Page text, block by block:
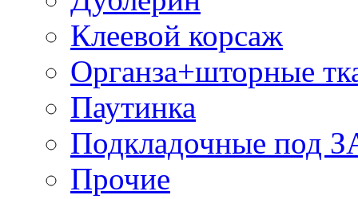
Клеевой корсаж
Органза+шторные
Паутинка
Подкладочные под
Прочие